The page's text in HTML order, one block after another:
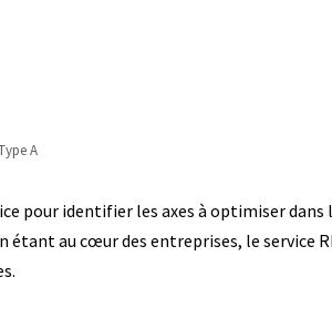
A
pour identifier les axes à optimiser
étant au cœur des entreprises, le service